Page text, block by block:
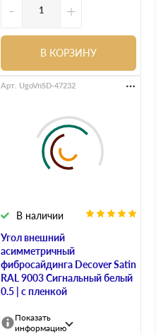
- +
В КОРЗИНУ
Угол внешний
асимметричный
фибросайдинга Decover Satin
RAL 9003 Сигнальный белый
0.5 | с пленкой
В наличии
Арт. UgoVnSD-47232
Показать
информацию